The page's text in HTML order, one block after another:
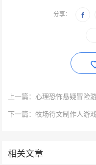
分享：
相关文章